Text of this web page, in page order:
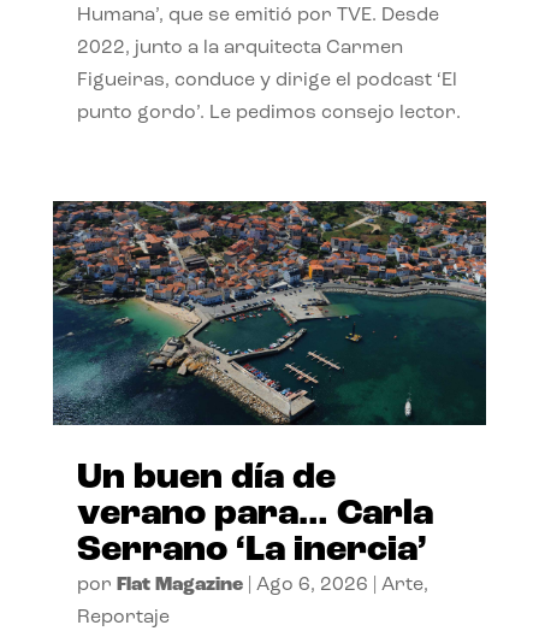
Humana’, que se emitió por TVE. Desde
2022, junto a la arquitecta Carmen
Figueiras, conduce y dirige el podcast ‘El
punto gordo’. Le pedimos consejo lector.
Un buen día de
verano para… Carla
Serrano ‘La inercia’
por Flat Magazine| Ago 6, 2026 Arte,
Reportaje